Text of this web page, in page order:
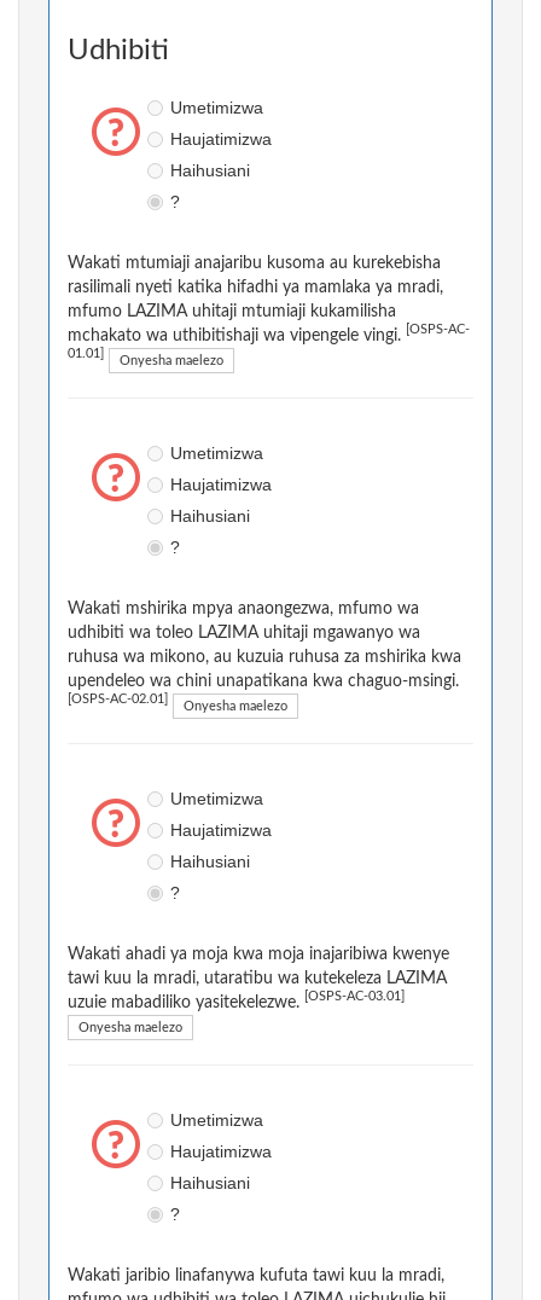
Udhibiti
Umetimizwa
Haujatimizwa
Haihusiani
?
Wakati mtumiaji anajaribu kusoma au kurekebisha
rasilimali nyeti katika hifadhi ya mamlaka ya mradi,
mfumo LAZIMA uhitaji mtumiaji kukamilisha
mchakato wa uthibitishaji wa vipengele vingi.
[OSPS-AC-
01.01] Onyesha maelezo
Umetimizwa
Haujatimizwa
Haihusiani
?
Wakati mshirika mpya anaongezwa, mfumo wa
udhibiti wa toleo LAZIMA uhitaji mgawanyo wa
ruhusa wa mikono, au kuzuia ruhusa za mshirika kwa
upendeleo wa chini unapatikana kwa chaguo-msingi.
[OSPS-AC-02.01] Onyesha maelezo
Umetimizwa
Haujatimizwa
Haihusiani
?
Wakati ahadi ya moja kwa moja inajaribiwa kwenye
tawi kuu la mradi, utaratibu wa kutekeleza LAZIMA
uzuie mabadiliko yasitekelezwe.
[OSPS-AC-03.01]
Onyesha maelezo
Umetimizwa
Haujatimizwa
Haihusiani
?
Wakati jaribio linafanywa kufuta tawi kuu la mradi,